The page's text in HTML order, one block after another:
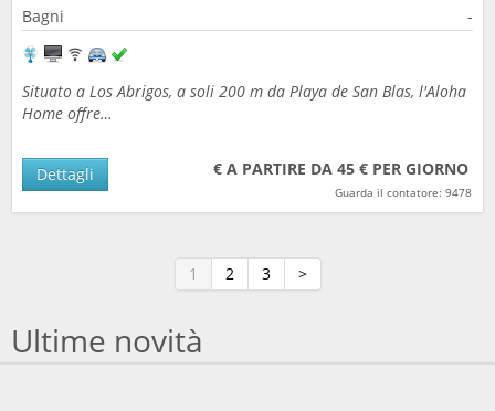
Bagni
-
Situato a Los Abrigos, a soli 200 m da Playa de San Blas, l'Aloha
Home offre…
€ A PARTIRE DA 45 € PER GIORNO
Guarda il contatore: 9478
Dettagli
1 2 3 >
Ultime novità